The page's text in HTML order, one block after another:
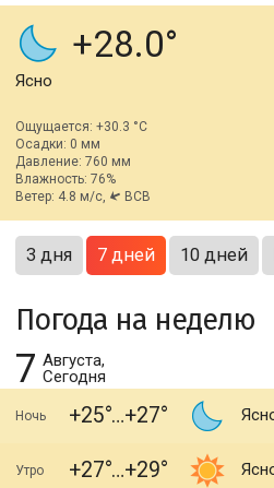
+28.0
Ясно
Ощущается: +30.3 °C
Осадки: 0 мм
Давление: 760 мм
Влажность: 76%
Ветер: 4.8 м/с,
ВСВ
3 дня 7 дней 10 дней
Погода на неделю
7 Августа,
Сегодня
Ночь +25 +27
Утро +27 +29